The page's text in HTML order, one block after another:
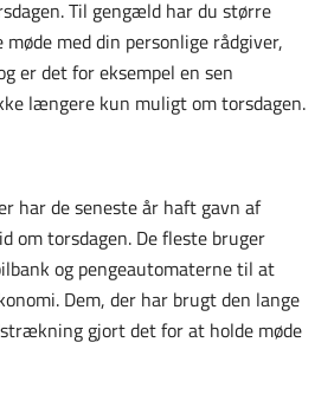
Til gengæld har du større
med din personlige rådgiver,
er det for eksempel en sen
længere kun muligt om torsdagen.
har de seneste år haft gavn af
om torsdagen. De fleste bruger
og pengeautomaterne til at
Dem, der har brugt den lange
gjort det for at holde møde